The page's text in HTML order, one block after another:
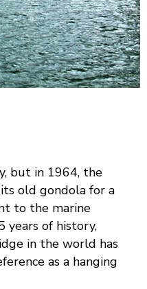
but in 1964, the
old gondola for a
to the marine
years of history,
in the world has
as a hanging